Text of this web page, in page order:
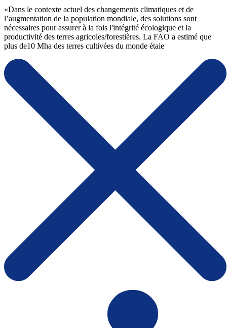
«Dans le contexte actuel des changements climatiques et de
l’augmentation de la population mondiale, des solutions sont
nécessaires pour assurer à la fois l'intégrité écologique et la
productivité des terres agricoles/forestières. La FAO a estimé que
plus de10 Mha des terres cultivées du monde étaie